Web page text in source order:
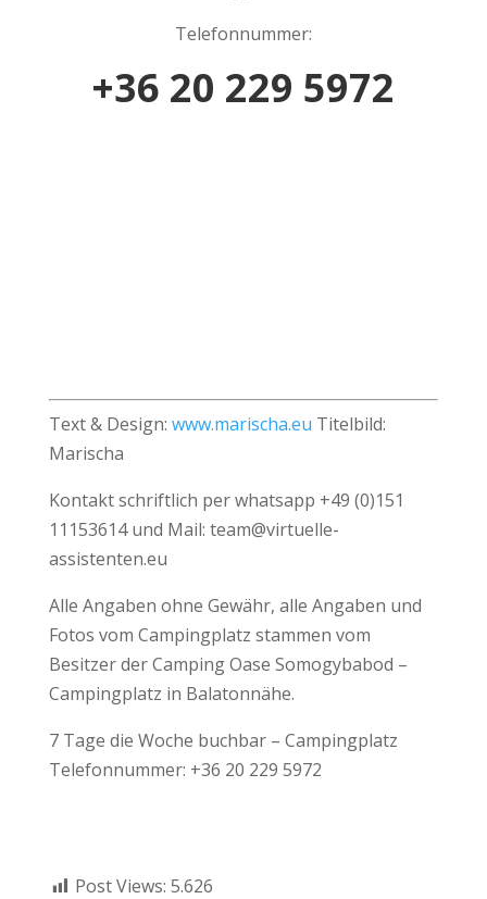
Telefonnummer:
+36 20 229 5972
Text & Design: www.marischa.eu Titelbild:
Marischa
Kontakt schriftlich per whatsapp +49 (0)151
11153614 und Mail: team@virtuelle-
assistenten.eu
Alle Angaben ohne Gewähr, alle Angaben und
Fotos vom Campingplatz stammen vom
Besitzer der Camping Oase Somogybabod –
Campingplatz in Balatonnähe.
7 Tage die Woche buchbar – Campingplatz
Telefonnummer: +36 20 229 5972
Post Views: 5.626